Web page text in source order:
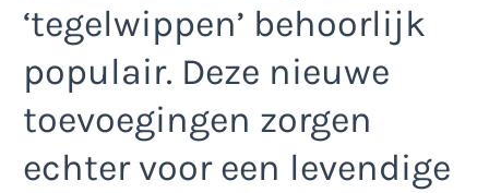
‘tegelwippen’ behoorlijk
populair. Deze nieuwe
toevoegingen zorgen
echter voor een levendige